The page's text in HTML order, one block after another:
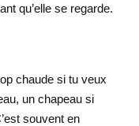
qu’elle se regarde.
chaude si tu veux
un chapeau si
souvent en